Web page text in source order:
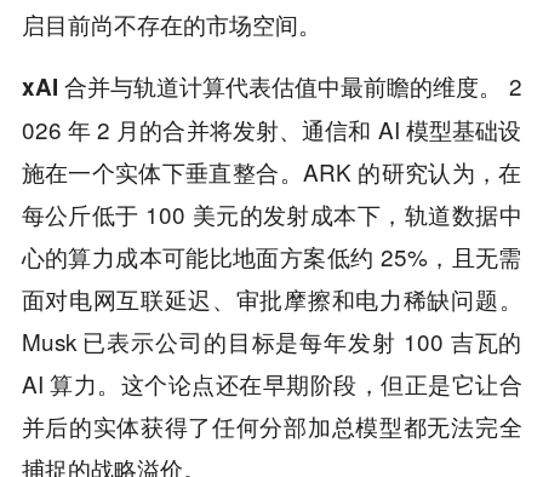
启目前尚不存在的市场空间。
xAI 合并与轨道计算代表估值中最前瞻的维度。
2
026 年 2 月的合并将发射、通信和 AI 模型基础设
施在一个实体下垂直整合。ARK 的研究认为，在
每公斤低于 100 美元的发射成本下，轨道数据中
心的算力成本可能比地面方案低约 25%，且无需
面对电网互联延迟、审批摩擦和电力稀缺问题。
Musk 已表示公司的目标是每年发射 100 吉瓦的
AI 算力。这个论点还在早期阶段，但正是它让合
并后的实体获得了任何分部加总模型都无法完全
捕捉的战略溢价。